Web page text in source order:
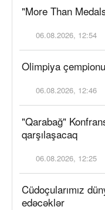
"More Than
06.08.2026, 12:54
Olimpiya
06.08.2026, 12:46
"Qarabağ"
qarşılaşacaq
06.08.2026, 12:25
Cüdoçularımız
edəcəklər